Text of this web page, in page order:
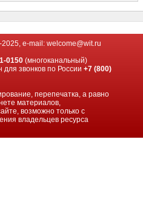
e-mail: welcome@wit.ru
0150 (многоканальный)
звонков по России+7 (800)
перепечатка, а равно
материалов,
возможно только с
владельцев ресурса